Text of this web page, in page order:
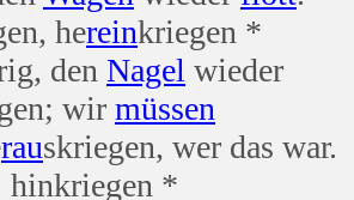
hereinkriegen *
den Nagel wieder
wir müssen
rauskriegen, wer das war.
*